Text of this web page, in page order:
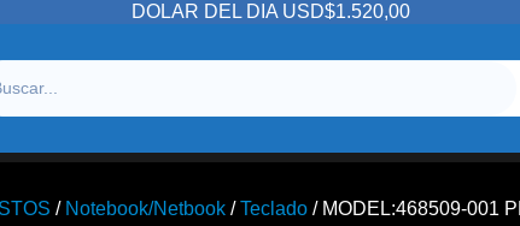
DOLAR DEL DIA USD$1.520,00
/ Notebook/Netbook /Teclado / MODEL:468509-001